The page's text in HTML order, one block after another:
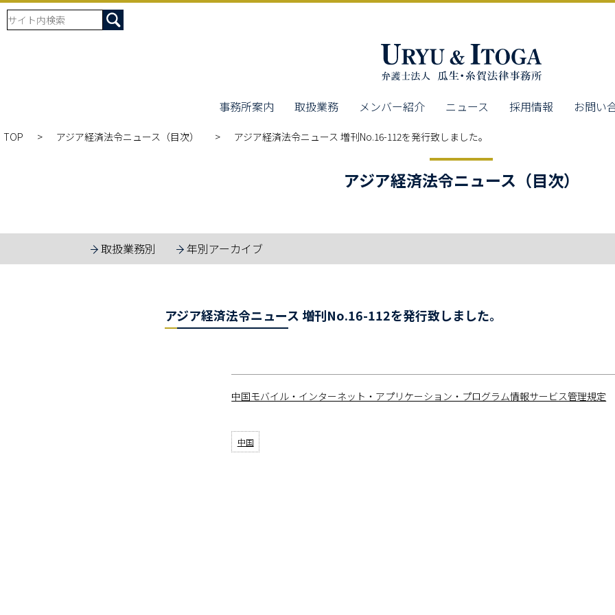
事務所案内 取扱業務 メンバー紹介 ニュース 採用情報 お問い
TOP アジア経済法令ニュース（目次） アジア経済法令ニュース 増刊No.16-112を発行致しました。
アジア経済法令ニュース（目次）
取扱業務別 年別アーカイブ
アジア経済法令ニュース 増刊No.16-112を発行致しました。
中国モバイル・インターネット・アプリケーション・プログラム情報サービス管理規定
中国